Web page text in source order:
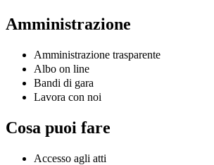
Amministrazione
Amministrazione trasparente
Albo on line
Bandi di gara
Lavora con noi
Cosa puoi fare
Accesso agli atti